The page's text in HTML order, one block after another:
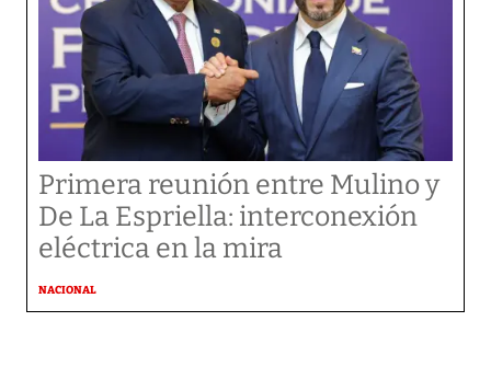
Primera reunión entre Mulino y
De La Espriella: interconexión
eléctrica en la mira
NACIONAL